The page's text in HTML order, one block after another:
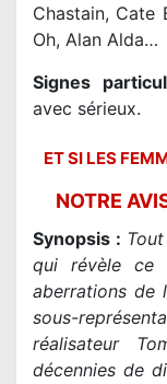
Chastain, Cate
Oh, Alan Alda…
Signes
avec sérieux.
ET SI LES
NOTRE
Synopsis :
qui révèle ce
aberrations de
sous-
réalisateur
décennies de